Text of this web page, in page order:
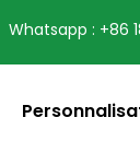
English
Whatsapp : +86